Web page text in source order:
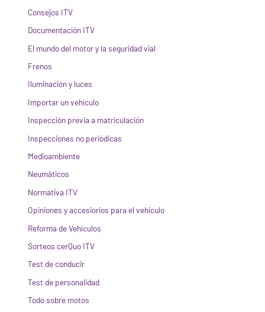
Consejos ITV
Documentación ITV
El mundo del motor y la seguridad vial
Frenos
Iluminación y luces
Importar un vehículo
Inspección previa a matriculación
Inspecciones no periódicas
Medioambiente
Neumáticos
Normativa ITV
Opiniones y accesiorios para el vehículo
Reforma de Vehículos
Sorteos cerQuo ITV
Test de conducir
Test de personalidad
Todo sobre motos